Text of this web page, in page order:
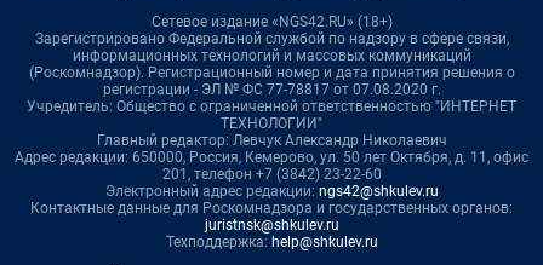
Сетевое издание «NGS42.RU» (18+)
Зарегистрировано Федеральной службой по надзору в сфере связи,
информационных технологий и массовых коммуникаций
(Роскомнадзор). Регистрационный номер и дата принятия решения о
регистрации - ЭЛ № ФС 77-78817 от 07.08.2020 г.
Учредитель: Общество с ограниченной ответственностью "ИНТЕРНЕТ
ТЕХНОЛОГИИ"
Главный редактор: Левчук Александр Николаевич
Адрес редакции: 650000, Россия, Кемерово, ул. 50 лет Октября, д. 11, офис
201, телефон +7 (3842) 23-22-60
Электронный адрес редакции: ngs42@shkulev.ru
Контактные данные для Роскомнадзора и государственных органов:
juristnsk@shkulev.ru
Техподдержка: help@shkulev.ru